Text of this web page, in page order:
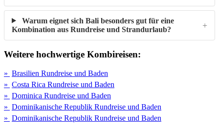
Warum eignet sich Bali besonders gut für eine
Kombination aus Rundreise und Strandurlaub?
Weitere hochwertige Kombireisen:
Brasilien Rundreise und Baden
Costa Rica Rundreise und Baden
Dominica Rundreise und Baden
Dominikanische Republik Rundreise und Baden
Dominikanische Republik Rundreise und Baden